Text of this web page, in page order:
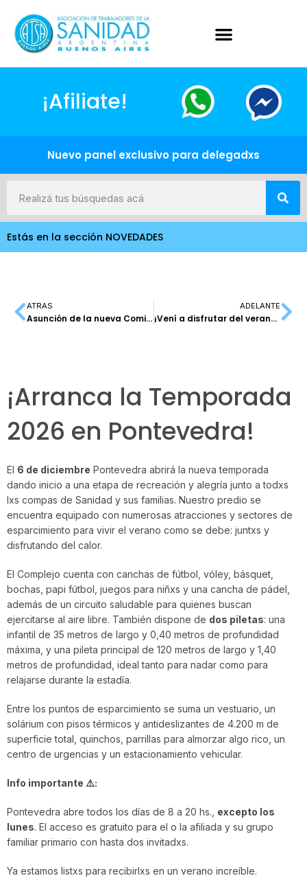
¡Afiliate!
Nuevo panel exclusivo para delegadxs
Estás en la sección NOVEDADES
ATRAS
Asunción de la nueva Comisión Directiva de ATSA Bs. As.
ADELANTE
¡Vení a disfrutar del verano en I’marangatú!
¡Arranca la Temporada
2026 en Pontevedra!
El 6 de diciembre Pontevedra abrirá la nueva temporada
dando inicio a una etapa de recreación y alegría junto a todxs
lxs compas de Sanidad y sus familias. Nuestro predio se
encuentra equipado con numerosas atracciones y sectores de
esparcimiento para vivir el verano como se debe: juntxs y
disfrutando del calor.
El Complejo cuenta con canchas de fútbol, vóley, básquet,
bochas, papi fútbol, juegos para niñxs y una cancha de pádel,
además de un circuito saludable para quienes buscan
ejercitarse al aire libre. También dispone de dos piletas: una
infantil de 35 metros de largo y 0,40 metros de profundidad
máxima, y una pileta principal de 120 metros de largo y 1,40
metros de profundidad, ideal tanto para nadar como para
relajarse durante la estadía.
Entre los puntos de esparcimiento se suma un vestuario, un
solárium con pisos térmicos y antideslizantes de 4.200 m de
superficie total, quinchos, parrillas para almorzar algo rico, un
centro de urgencias y un estacionamiento vehicular.
Info importante ⚠️:
Pontevedra abre todos los días de 8 a 20 hs., excepto los
lunes. El acceso es gratuito para el o la afiliada y su grupo
familiar primario con hasta dos invitadxs.
Ya estamos listxs para recibirlxs en un verano increíble.